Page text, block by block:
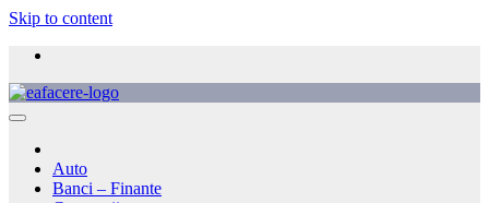
Skip to content
Auto
Banci – Finante